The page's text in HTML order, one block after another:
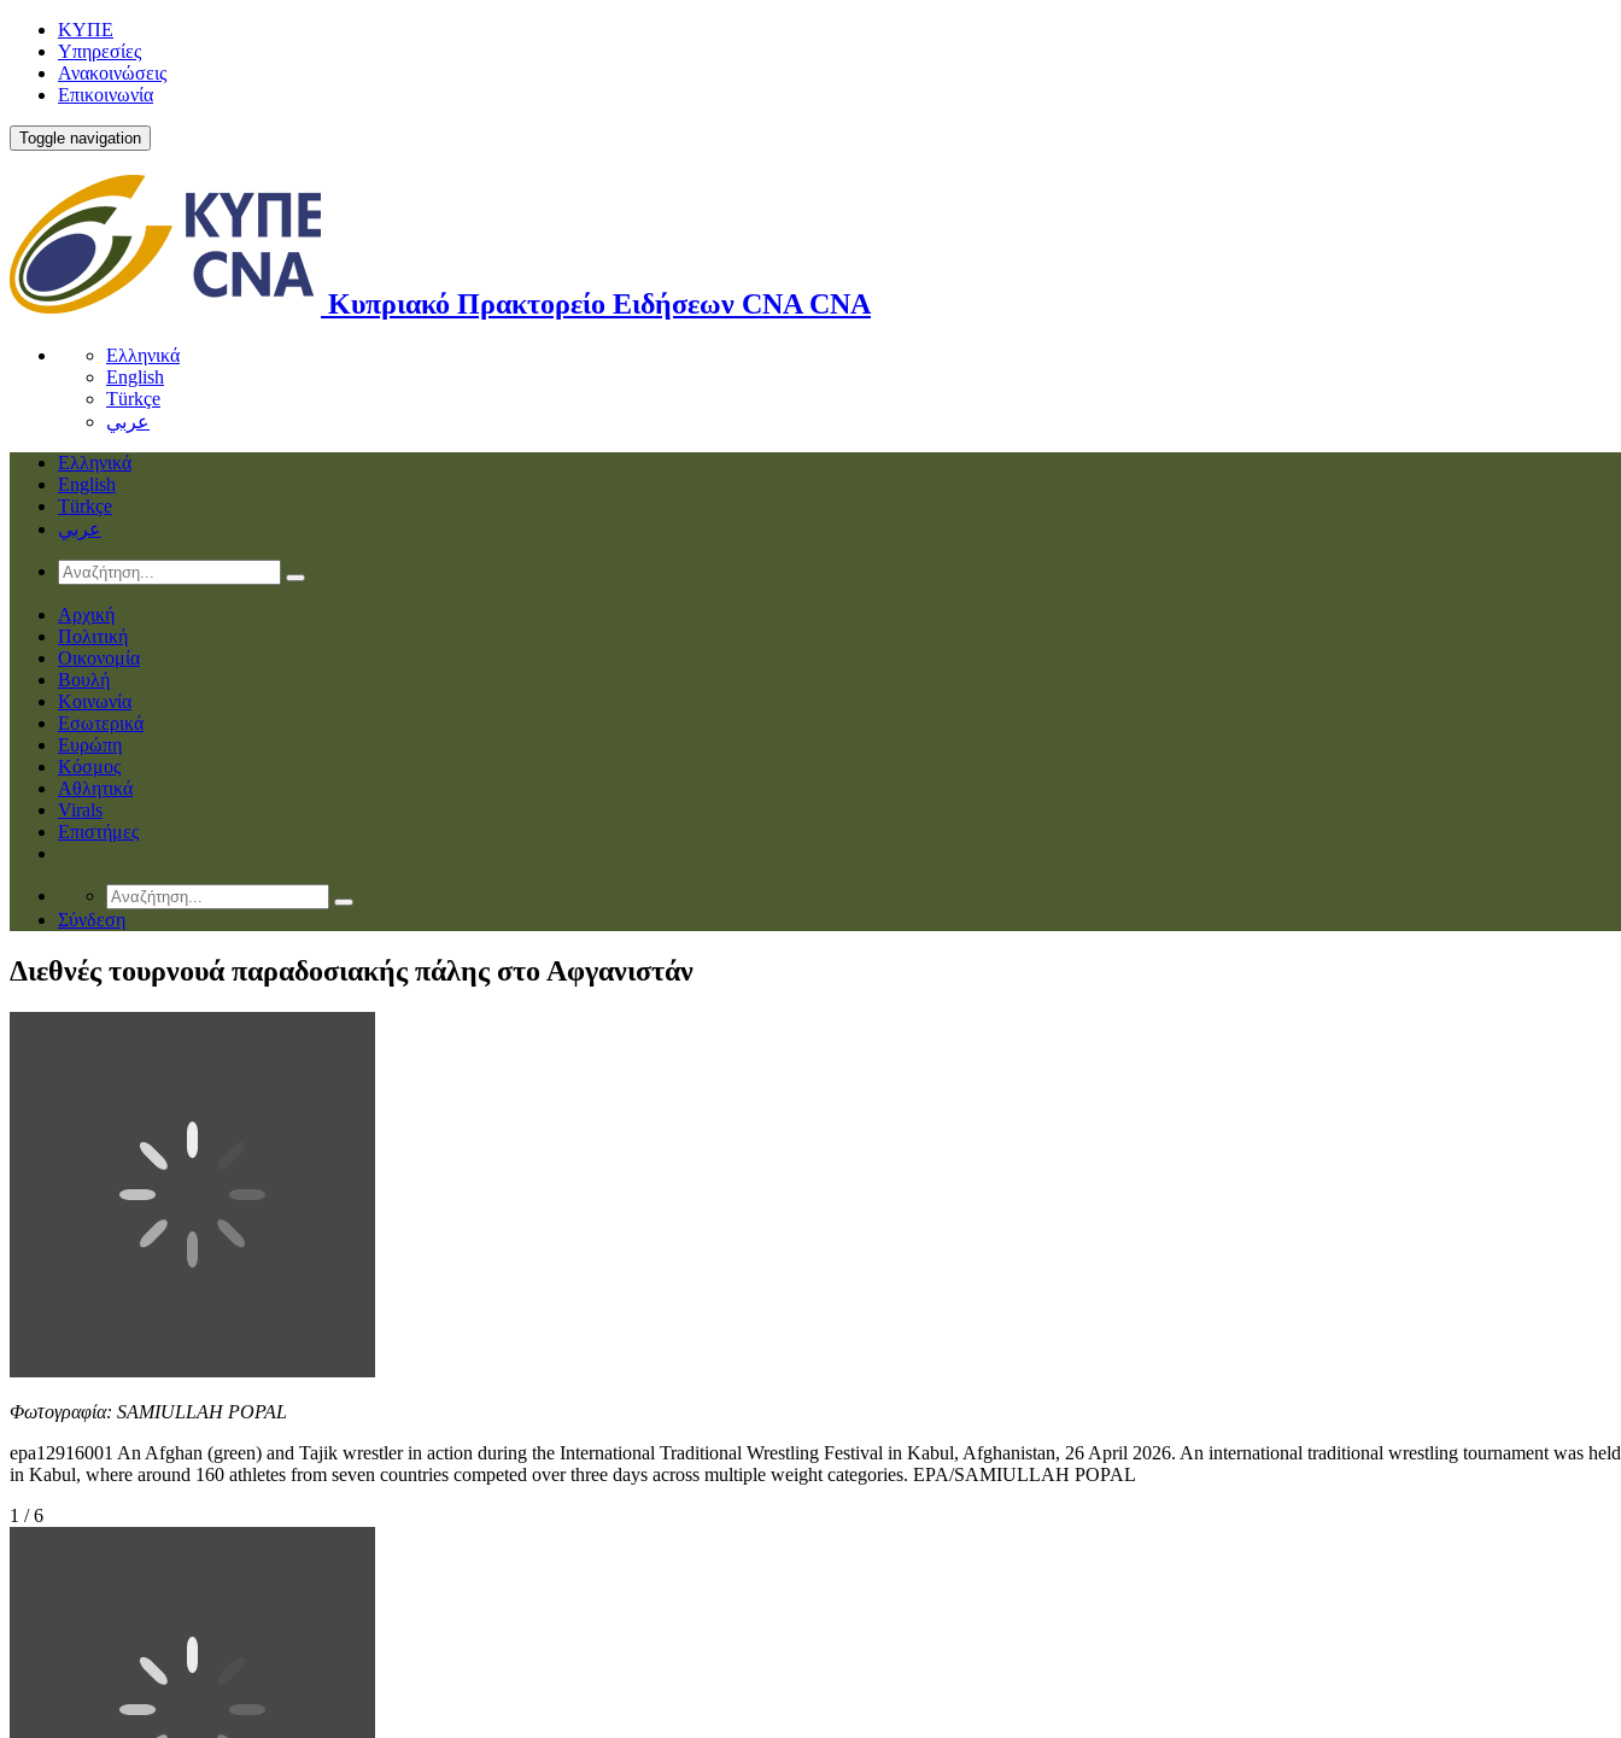
ΚΥΠΕ
Υπηρεσίες
Ανακοινώσεις
Επικοινωνία
Toggle navigation
Κυπριακό Πρακτορείο Ειδήσεων CNA CNA
Ελληνικά
English
Türkçe
عربي
Ελληνικά
English
Türkçe
عربي
Αρχική
Πολιτική
Οικονομία
Βουλή
Κοινωνία
Εσωτερικά
Ευρώπη
Κόσμος
Αθλητικά
Virals
Επιστήμες
Σύνδεση
Διεθνές τουρνουά παραδοσιακής πάλης στο Αφγανιστάν
Φωτογραφία: SAMIULLAH POPAL
epa12916001 An Afghan (green) and Tajik wrestler in action during the International Traditional Wrestling Festival in Kabul, Afghanistan, 26 April 2026. An international traditional wrestling tournament was held
in Kabul, where around 160 athletes from seven countries competed over three days across multiple weight categories. EPA/SAMIULLAH POPAL
1 / 6